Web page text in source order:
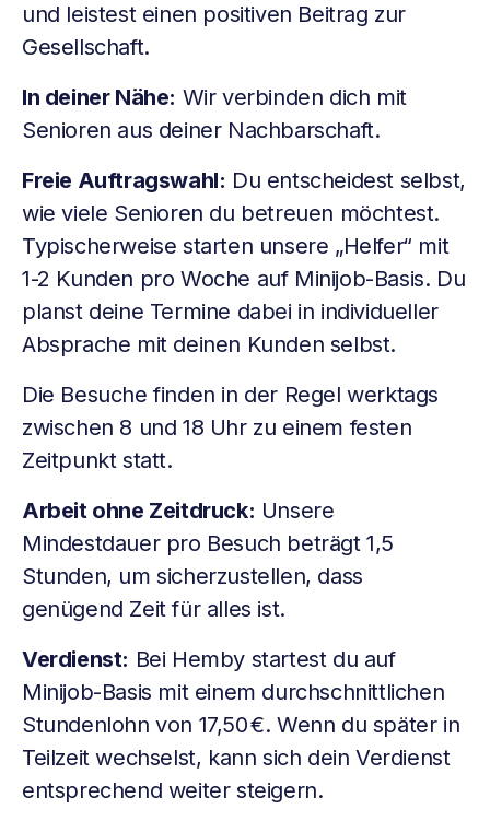
und leistest einen positiven Beitrag zur
Gesellschaft.
In deiner Nähe: Wir verbinden dich mit
Senioren aus deiner Nachbarschaft.
Freie Auftragswahl: Du entscheidest selbst,
wie viele Senioren du betreuen möchtest.
Typischerweise starten unsere „Helfer“ mit
1-2 Kunden pro Woche auf Minijob-Basis. Du
planst deine Termine dabei in individueller
Absprache mit deinen Kunden selbst.
Die Besuche finden in der Regel werktags
zwischen 8 und 18 Uhr zu einem festen
Zeitpunkt statt.
Arbeit ohne Zeitdruck: Unsere
Mindestdauer pro Besuch beträgt 1,5
Stunden, um sicherzustellen, dass
genügend Zeit für alles ist.
Verdienst: Bei Hemby startest du auf
Minijob-Basis mit einem durchschnittlichen
Stundenlohn von 17,50 €. Wenn du später in
Teilzeit wechselst, kann sich dein Verdienst
entsprechend weiter steigern.